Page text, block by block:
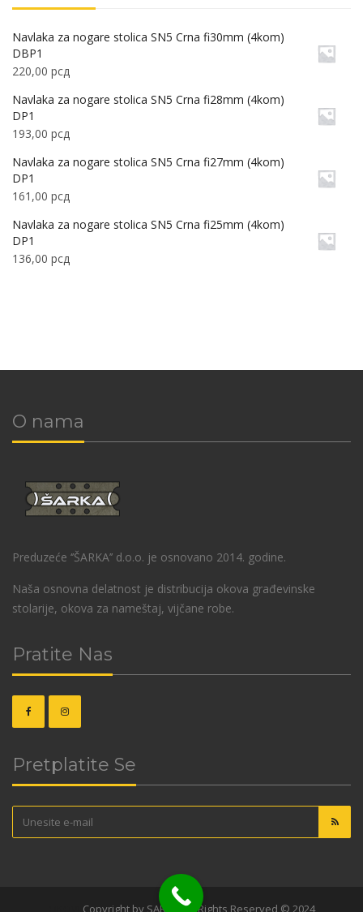
Navlaka za nogare stolica SN5 Crna fi30mm (4kom)
DBP1
220,00 рсд
Navlaka za nogare stolica SN5 Crna fi28mm (4kom)
DP1
193,00 рсд
Navlaka za nogare stolica SN5 Crna fi27mm (4kom)
DP1
161,00 рсд
Navlaka za nogare stolica SN5 Crna fi25mm (4kom)
DP1
136,00 рсд
O nama
Preduzeće ‘’ŠARKA’’ d.o.o. je osnovano 2014. godine.
Naša osnovna delatnost je distribucija okova građevinske
stolarije, okova za nameštaj, vijčane robe.
Pratite Nas
Pretplatite Se
Copyright by SARKA. All Rights Reserved © 2024